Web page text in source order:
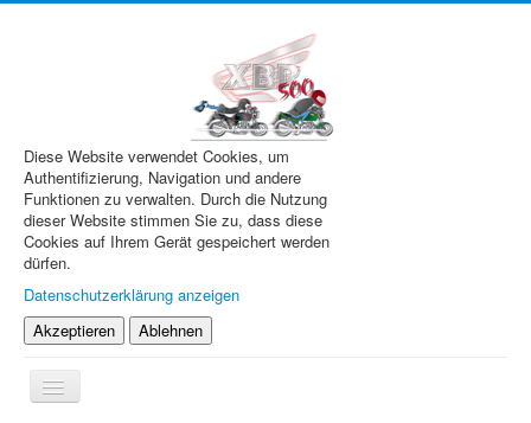
Diese Website verwendet Cookies, um
Authentifizierung, Navigation und andere
Funktionen zu verwalten. Durch die Nutzung
dieser Website stimmen Sie zu, dass diese
Cookies auf Ihrem Gerät gespeichert werden
dürfen.
Datenschutzerklärung anzeigen
Akzeptieren
Ablehnen
Navigation
an/aus